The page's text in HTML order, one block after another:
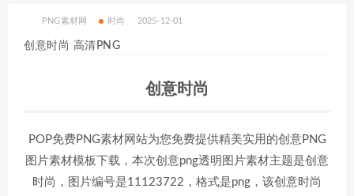
PNG素材网 时尚 2025-12-01
创意时尚 高清PNG
创意时尚
POP免费PNG素材网站为您免费提供精美实用的创意PNG
图片素材模板下载，本次创意png透明图片素材主题是创意
时尚，图片编号是11123722，格式是png，该创意时尚